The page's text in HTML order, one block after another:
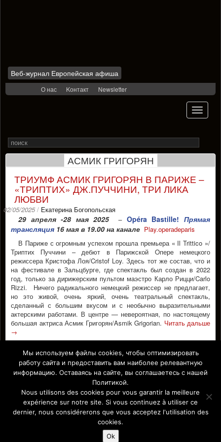
Веб-журнал Европейская афиша
О нас Kонтакт Newsletter
Toggle
Search
for
АСМИК ГРИГОРЯН
ТРИУМФ АСМИК ГРИГОРЯН В ПАРИЖЕ –
«ТРИПТИХ» ДЖ.ПУЧЧИНИ, ТРИ ЛИКА
ЛЮБВИ
02/05/2025 / Екатерина Богопольская
29 апреля -28 мая 2025 – Opéra Bastille!Прямая
трансляция 16 мая в 19.00 на канале Play.operаdeparis
В Парижe с огромным успехом прошла премьера « Il Trittico »/
Триптих Пуччини – дебют в Парижской Oпере немецкого
режиссера Кристофа Лоя/Cristof Loy. Здесь тот же состав, что и
на фестивале в Зальцбурге, где спектакль был создан в 2022
год, только за дирижерским пультом маэстро Карло Рицци/Carlo
Rizzi. Ничего радикального немецкий режиссер не предлагает,
но это живой, очень яркий, очень театральный спектакль,
сделанный с большим вкусом и с необычно выразительными
актерскими работами. В центре — невероятная, по настоящему
большая актриса Асмик Григорян/Asmik Grigorian. Читать дальше
→
ASMIK GRIGORIAN CHRISTOF LOY
АСМИК ГРИГОРЯН , ПУЧЧИНИ
Affiche Paris-Europe magazine/ Афиша Париж-Европа © 2011-
ous droits réservés/
Mentions légales
Мы используем файлы cookies, чтобы оптимизировать
работу сайта и предоставить вам наиболее релевантную
информацию. Оставаясь на сайте, вы соглашаетесь с нашей
Политикой.
Nous utilisons des cookies pour vous garantir la meilleure
expérience sur notre site. Si vous continuez à utiliser ce
dernier, nous considérerons que vous acceptez l'utilisation des
cookies.
Ok